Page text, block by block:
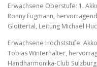
Erwachsene Oberstufe: 1.
Ronny Fugmann,
Glottertal, Leitung Michael
Erwachsene Höchststufe:
Tobias Winterhalter,
Handharmonika-Club